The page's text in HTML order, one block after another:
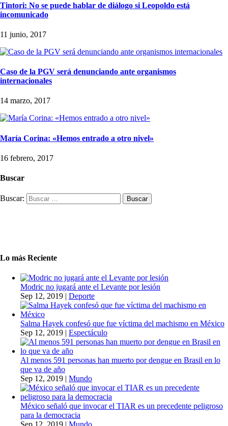
Tintori: No se puede hablar de diálogo si Leopoldo está
incomunicado
11 junio, 2017
Caso de la PGV será denunciando ante organismos
internacionales
14 marzo, 2017
María Corina: «Hemos entrado a otro nivel»
16 febrero, 2017
Buscar
Buscar:
Lo más Reciente
Modric no jugará ante el Levante por lesión
Sep 12, 2019 | Deporte
Salma Hayek confesó que fue víctima del machismo en México
Sep 12, 2019 | Espectáculo
Al menos 591 personas han muerto por dengue en Brasil en lo
que va de año
Sep 12, 2019 | Mundo
México señaló que invocar el TIAR es un precedente peligroso
para la democracia